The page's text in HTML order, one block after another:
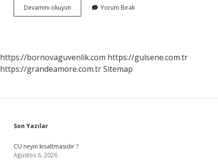
Devamını okuyun
Gram
Yorum Bırak
https://bornovaguvenlik.com https://gulsene.com.tr
https://grandeamore.com.trSitemap
Sidebar
Son Yazılar
CU neyin kısaltmasıdır ?
Ağustos 6, 2026